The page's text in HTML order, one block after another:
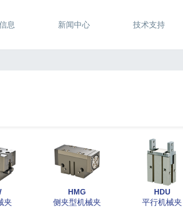
息 新闻中心 技术支持
夹
HMG
侧夹型机械夹
HDU
平行机械夹